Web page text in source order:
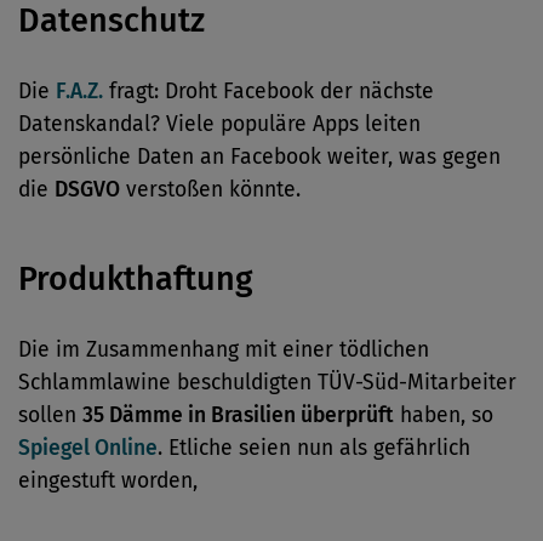
Datenschutz
Die F.A.Z. fragt: Droht Facebook der nächste
Datenskandal? Viele populäre Apps leiten
persönliche Daten an Facebook weiter, was gegen
die DSGVO verstoßen könnte.
Produkthaftung
Die im Zusammenhang mit einer tödlichen
Schlammlawine beschuldigten TÜV-Süd-Mitarbeiter
sollen 35 Dämme in Brasilien überprüft haben, so
Spiegel Online. Etliche seien nun als gefährlich
eingestuft worden,